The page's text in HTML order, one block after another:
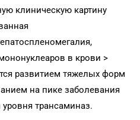
клиническую картину
в крови >
развитием тяжелых форм
на пике заболевания
трансаминаз.